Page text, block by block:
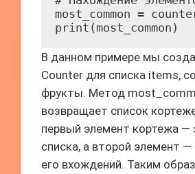
most_common =
В данном примере мы
Counter для списка items,
фрукты. Метод
возвращает список
первый элемент кортежа —
списка, а второй элемент —
его вхождений. Таким